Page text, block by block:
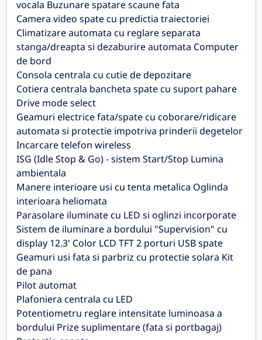
vocala Buzunare spatare scaune fata
Camera video spate cu predictia traiectoriei
Climatizare automata cu reglare separata
stanga/dreapta si dezaburire automata Computer
de bord
Consola centrala cu cutie de depozitare
Cotiera centrala bancheta spate cu suport pahare
Drive mode select
Geamuri electrice fata/spate cu coborare/ridicare
automata si protectie impotriva prinderii degetelor
Incarcare telefon wireless
ISG (Idle Stop & Go) - sistem Start/Stop Lumina
ambientala
Manere interioare usi cu tenta metalica Oglinda
interioara heliomata
Parasolare iluminate cu LED si oglinzi incorporate
Sistem de iluminare a bordului "Supervision" cu
display 12.3' Color LCD TFT 2 porturi USB spate
Geamuri usi fata si parbriz cu protectie solara Kit
de pana
Pilot automat
Plafoniera centrala cu LED
Potentiometru reglare intensitate luminoasa a
bordului Prize suplimentare (fata si portbagaj)